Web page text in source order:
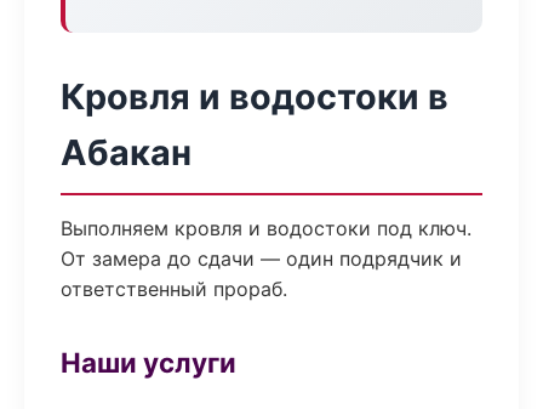
Кровля и водостоки в
Абакан
Выполняем кровля и водостоки под ключ.
От замера до сдачи — один подрядчик и
ответственный прораб.
Наши услуги